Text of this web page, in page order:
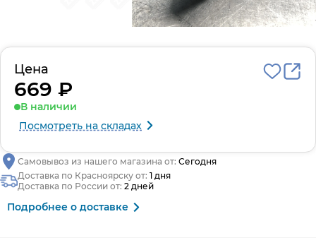
Цена
669 ₽
В наличии
Посмотреть на складах
Самовывоз из нашего магазина от: Сегодня
Доставка по Красноярску от: 1 дня
Доставка по России от: 2 дней
Подробнее о доставке